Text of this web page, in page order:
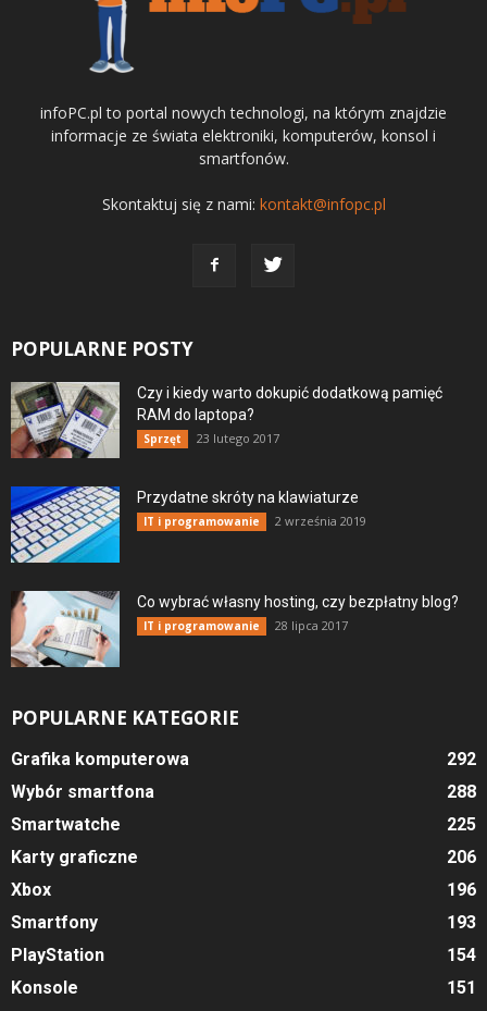
infoPC.pl to portal nowych technologi, na którym znajdzie
informacje ze świata elektroniki, komputerów, konsol i
smartfonów.
Skontaktuj się z nami: kontakt@infopc.pl
POPULARNE POSTY
Czy i kiedy warto dokupić dodatkową pamięć
RAM do laptopa?
Sprzęt 23 lutego 2017
Przydatne skróty na klawiaturze
IT i programowanie 2 września 2019
Co wybrać własny hosting, czy bezpłatny blog?
IT i programowanie 28 lipca 2017
POPULARNE KATEGORIE
Grafika komputerowa
292
Wybór smartfona
288
Smartwatche
225
Karty graficzne
206
Xbox
196
Smartfony
193
PlayStation
154
Konsole
151